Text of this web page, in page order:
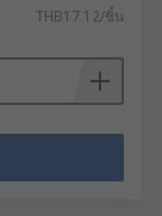
THB17.12/ชิ้น